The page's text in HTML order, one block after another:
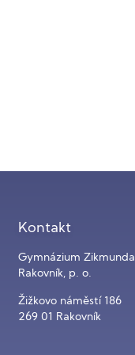
Kontakt
Gymnázium
Rakovník, p. o.
Žižkovo náměstí 186
269 01 Rakovník